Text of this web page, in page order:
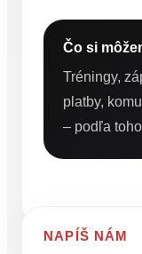
Čo si
Tréningy,
platby,
– podľa
NAPÍŠ NÁM